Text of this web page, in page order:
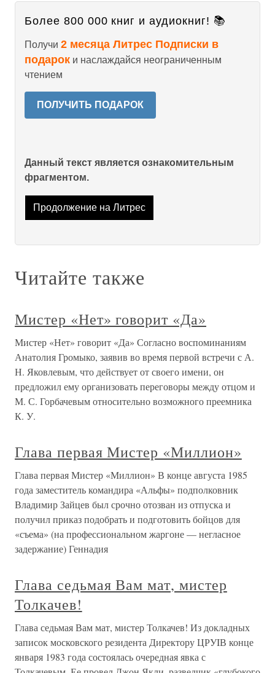
Более 800 000 книг и аудиокниг! 📚
Получи 2 месяца Литрес Подписки в
подарок и наслаждайся неограниченным
чтением
ПОЛУЧИТЬ ПОДАРОК
Данный текст является ознакомительным
фрагментом.
Продолжение на Литрес
Читайте также
Мистер «Нет» говорит «Да»
Мистер «Нет» говорит «Да» Согласно воспоминаниям
Анатолия Громыко, заявив во время первой встречи с А.
Н. Яковлевым, что действует от своего имени, он
предложил ему организовать переговоры между отцом и
М. С. Горбачевым относительно возможного преемника
К. У.
Глава первая Мистер «Миллион»
Глава первая Мистер «Миллион» В конце августа 1985
года заместитель командира «Альфы» подполковник
Владимир Зайцев был срочно отозван из отпуска и
получил приказ подобрать и подготовить бойцов для
«съема» (на профессиональном жаргоне — негласное
задержание) Геннадия
Глава седьмая Вам мат, мистер
Толкачев!
Глава седьмая Вам мат, мистер Толкачев! Из докладных
записок московского резидента Директору ЦРУIВ конце
января 1983 года состоялась очередная явка с